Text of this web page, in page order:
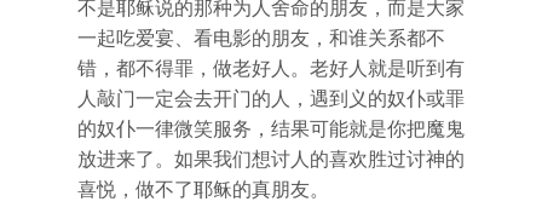
不是耶稣说的那种为人舍命的朋友，而是大家
一起吃爱宴、看电影的朋友，和谁关系都不
错，都不得罪，做老好人。老好人就是听到有
人敲门一定会去开门的人，遇到义的奴仆或罪
的奴仆一律微笑服务，结果可能就是你把魔鬼
放进来了。如果我们想讨人的喜欢胜过讨神的
喜悦，做不了耶稣的真朋友。